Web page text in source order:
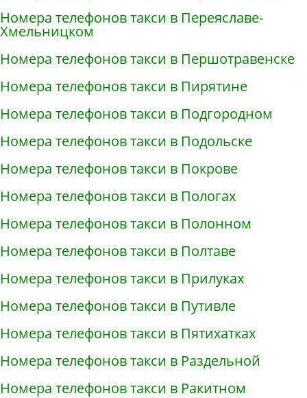
Номера телефонов такси в Переяславе-
Хмельницком
Номера телефонов такси в Першотравенске
Номера телефонов такси в Пирятине
Номера телефонов такси в Подгородном
Номера телефонов такси в Подольске
Номера телефонов такси в Покрове
Номера телефонов такси в Пологах
Номера телефонов такси в Полонном
Номера телефонов такси в Полтаве
Номера телефонов такси в Прилуках
Номера телефонов такси в Путивле
Номера телефонов такси в Пятихатках
Номера телефонов такси в Раздельной
Номера телефонов такси в Ракитном